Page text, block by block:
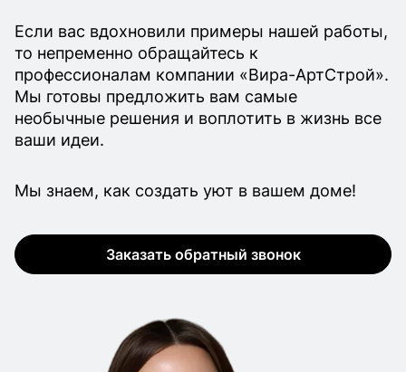
Если вас вдохновили примеры нашей работы,
то непременно обращайтесь к
профессионалам компании «Вира-АртСтрой».
Мы готовы предложить вам самые
необычные решения и воплотить в жизнь все
ваши идеи.
Мы знаем, как создать уют в вашем доме!
Заказать обратный звонок